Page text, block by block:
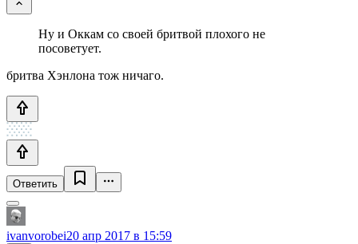
Ну и Оккам со своей бритвой плохого не
посоветует.
бритва Хэнлона тож ничаго.
Ответить
ivanvorobei20 апр 2017 в 15:59